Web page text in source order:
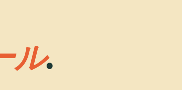
ル.